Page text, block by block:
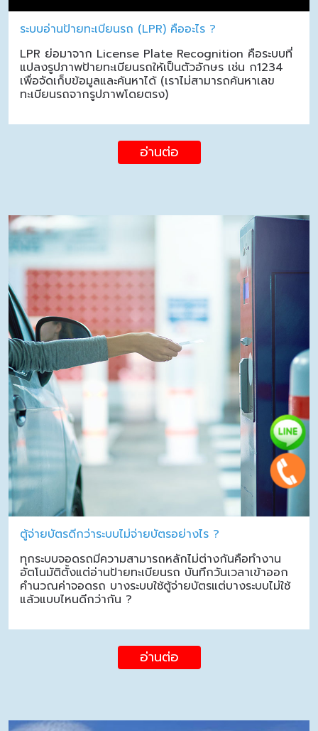
ระบบอ่านป้ายทะเบียนรถ (LPR) คืออะไร ?
LPR ย่อมาจาก License Plate Recognition คือระบบที่
แปลงรูปภาพป้ายทะเบียนรถให้เป็นตัวอักษร เช่น ก1234
เพื่อจัดเก็บข้อมูลและค้นหาได้ (เราไม่สามารถค้นหาเลข
ทะเบียนรถจากรูปภาพโดยตรง)
อ่านต่อ
ตู้จ่ายบัตรดีกว่าระบบไม่จ่ายบัตรอย่างไร ?
ทุกระบบจอดรถมีความสามารถหลักไม่ต่างกันคือทำงาน
อัตโนมัติตั้งแต่อ่านป้ายทะเบียนรถ บันทึกวันเวลาเข้าออก
คำนวณค่าจอดรถ บางระบบใช้ตู้จ่ายบัตรแต่บางระบบไม่ใช้
แล้วแบบไหนดีกว่ากัน ?
อ่านต่อ